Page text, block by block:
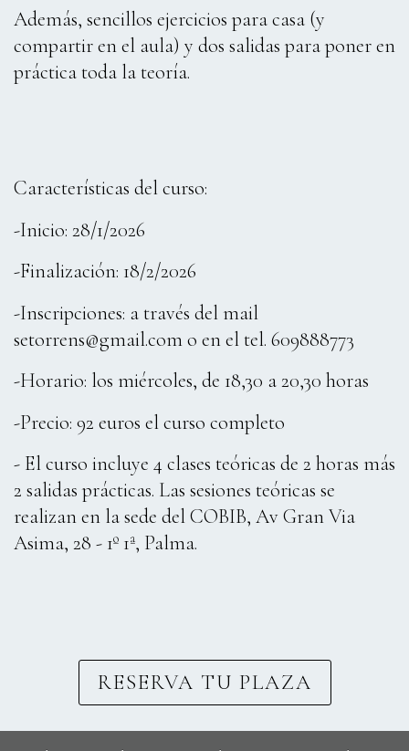
Además, sencillos ejercicios para casa (y
compartir en el aula) y dos salidas para poner en
práctica toda la teoría.
Características del curso:
-Inicio: 28/1/2026
-Finalización: 18/2/2026
-Inscripciones: a través del mail
setorrens@gmail.com o en el tel. 609888773
-Horario: los miércoles, de 18,30 a 20,30 horas
-Precio: 92 euros el curso completo
- El curso incluye 4 clases teóricas de 2 horas más
2 salidas prácticas. Las sesiones teóricas se
realizan en la sede del COBIB, Av Gran Via
Asima, 28 - 1º 1ª, Palma.
RESERVA TU PLAZA